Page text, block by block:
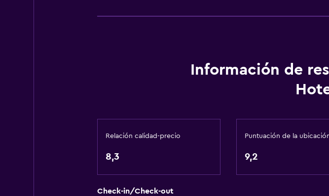
Habitaciones insonorizadas
Insonorización
Teléfono
Información de
Relación calidad-precio
8,3
Puntuación de la
9,2
Check-in/Check-out